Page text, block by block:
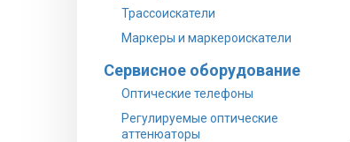
Трассоискатели
Маркеры и маркероискатели
Сервисное оборудование
Оптические телефоны
Регулируемые оптические
аттенюаторы